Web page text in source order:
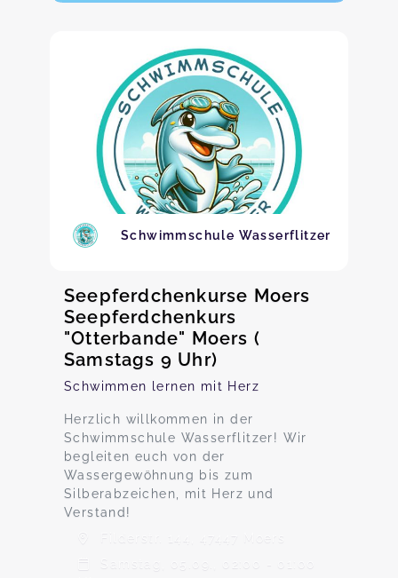
Schwimmschule Wasserflitzer
Seepferdchenkurse Moers
Seepferdchenkurs
"Otterbande" Moers (
Samstags 9 Uhr)
Schwimmen lernen mit Herz
Herzlich willkommen in der
Schwimmschule Wasserflitzer! Wir
begleiten euch von der
Wassergewöhnung bis zum
Silberabzeichen, mit Herz und
Verstand!
Filderstr. 144, 47447 Moers
Samstag, 05.09., 02:00 - 01:00